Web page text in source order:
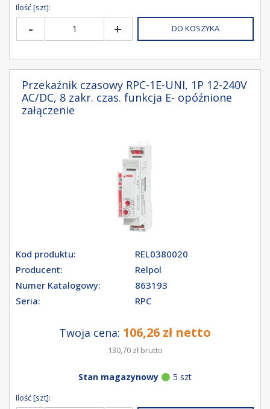
Ilość [szt]:
- + DO KOSZYKA
Przekaźnik czasowy RPC-1E-UNI, 1P 12-240V
AC/DC, 8 zakr. czas. funkcja E- opóźnione
załączenie
Kod produktu:
REL0380020
Producent:
Relpol
Numer Katalogowy:
863193
Seria:
RPC
Twoja cena: 106,26 zł netto
130,70 zł brutto
Stan magazynowy 5 szt
Ilość [szt]: